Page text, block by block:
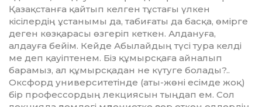
Қа­зақ­станға қайтып келген тұстағы үл­кен
кісілердің ұстанымы да, та­би­ғаты да басқа, өмірге
деген көз­­­­қарасы өз­геріп кеткен. Алдануға,
алдауға бейім. Кейде Абылайдың түсі тура кел­ді
ме деп қауіптенем. Біз құ­мырсқаға айналып
барамыз, ал құ­мырсқадан не күтуге болады?..
Оксфорд уни­верситетінде (аты-жөні есімде жоқ)
бір профессордың лекциясын тыңдап ем. Сол